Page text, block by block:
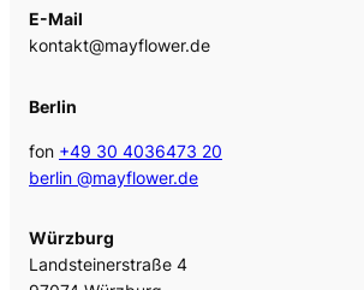
E-Mail
kontakt@mayflower.de
Berlin
fon +49 30 4036473 20
berlin @mayflower.de
Würzburg
Landsteinerstraße 4